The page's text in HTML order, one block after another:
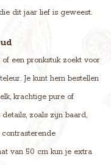
dit jaar lief is geweest.
een pronkstuk zoekt voor
Je kunt hem bestellen
krachtige pure of
zoals zijn baard,
van 50 cm kun je extra